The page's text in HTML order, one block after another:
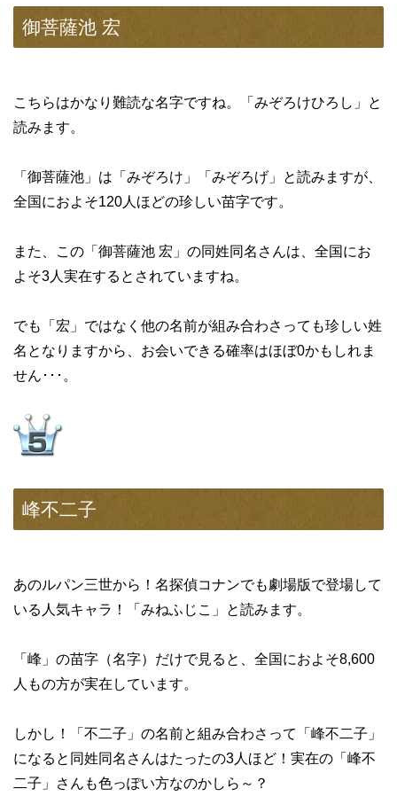
御菩薩池 宏
こちらはかなり難読な名字ですね。「みぞろけひろし」と
読みます。
「御菩薩池」は「みぞろけ」「みぞろげ」と読みますが、
全国におよそ120人ほどの珍しい苗字です。
また、この「御菩薩池 宏」の同姓同名さんは、全国にお
よそ3人実在するとされていますね。
でも「宏」ではなく他の名前が組み合わさっても珍しい姓
名となりますから、お会いできる確率はほぼ0かもしれま
せん･･･。
峰不二子
あのルパン三世から！名探偵コナンでも劇場版で登場して
いる人気キャラ！「みねふじこ」と読みます。
「峰」の苗字（名字）だけで見ると、全国におよそ8,600
人もの方が実在しています。
しかし！「不二子」の名前と組み合わさって「峰不二子」
になると同姓同名さんはたったの3人ほど！実在の「峰不
二子」さんも色っぽい方なのかしら～？